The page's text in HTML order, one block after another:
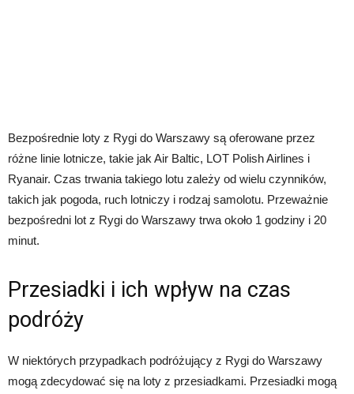
Bezpośrednie loty z Rygi do Warszawy są oferowane przez
różne linie lotnicze, takie jak Air Baltic, LOT Polish Airlines i
Ryanair. Czas trwania takiego lotu zależy od wielu czynników,
takich jak pogoda, ruch lotniczy i rodzaj samolotu. Przeważnie
bezpośredni lot z Rygi do Warszawy trwa około 1 godziny i 20
minut.
Przesiadki i ich wpływ na czas
podróży
W niektórych przypadkach podróżujący z Rygi do Warszawy
mogą zdecydować się na loty z przesiadkami. Przesiadki mogą